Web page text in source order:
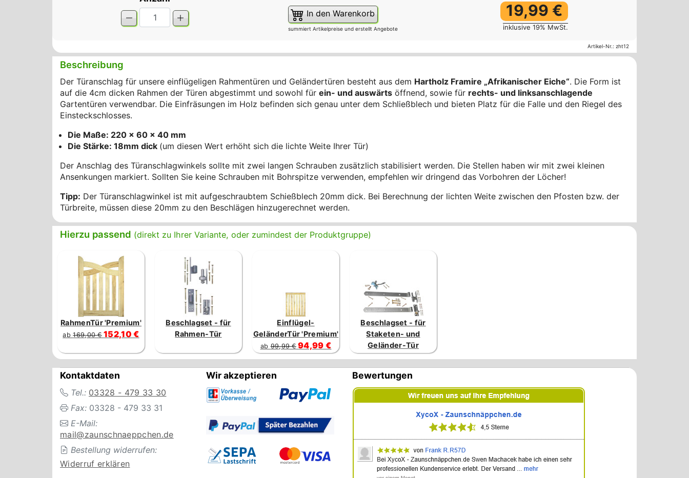
In den Warenkorb
summiert Artikelpreise und erstellt Angebote
19,99 €
inklusive 19% MwSt.
Artikel-Nr.: zht12
Beschreibung
Der Türanschlag für unsere einflügeligen Rahmentüren und Geländertüren besteht aus dem Hartholz Framire „Afrikanischer Eiche“. Die Form ist
auf die 4cm dicken Rahmen der Türen abgestimmt und sowohl für ein- und auswärts öffnend, sowie für rechts- und linksanschlagende
Gartentüren verwendbar. Die Einfräsungen im Holz befinden sich genau unter dem Schließblech und bieten Platz für die Falle und den Riegel des
Einsteckschlosses.
Die Maße: 220 x 60 x 40 mm
Die Stärke: 18mm dick (um diesen Wert erhöht sich die lichte Weite Ihrer Tür)
Der Anschlag des Türanschlagwinkels sollte mit zwei langen Schrauben zusätzlich stabilisiert werden. Die Stellen haben wir mit zwei kleinen
Ansenkungen markiert. Sollten Sie keine Schrauben mit Bohrspitze verwenden, empfehlen wir dringend das Vorbohren der Löcher!
Tipp: Der Türanschlagwinkel ist mit aufgeschraubtem Schießblech 20mm dick. Bei Berechnung der lichten Weite zwischen den Pfosten bzw. der
Türbreite, müssen diese 20mm zu den Beschlägen hinzugerechnet werden.
Hierzu passend (direkt zu Ihrer Variante, oder zumindest der Produktgruppe)
RahmenTür 'Premium'
ab169,00 € 152,10 €
Beschlagset - für
Rahmen-Tür
Einflügel-
GeländerTür 'Premium'
ab99,99 € 94,99 €
Beschlagset - für
Staketen- und
Geländer-Tür
Kontaktdaten
Tel.: 03328 - 479 33 30
Fax: 03328 - 479 33 31
E-Mail:
mail@zaunschnaeppchen.de
Bestellung widerrufen:
Widerruf erklären
Wir akzeptieren Bewertungen